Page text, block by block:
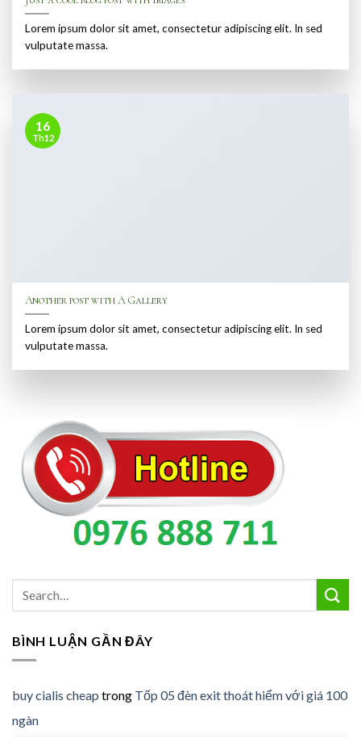
Lorem ipsum dolor sit amet, consectetur adipiscing elit. In sed
vulputate massa.
Another post with A Gallery
Lorem ipsum dolor sit amet, consectetur adipiscing elit. In sed
vulputate massa.
16
Th12
BÌNH LUẬN GẦN ĐÂY
buy cialis cheap trong Tốp 05 đèn exit thoát hiểm với giá 100
ngàn